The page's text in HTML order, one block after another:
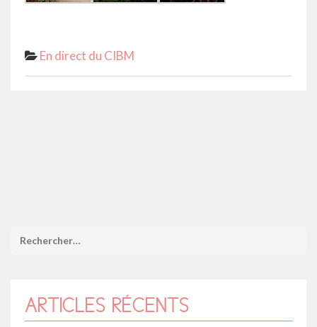
En direct du CIBM
ARTICLES RÉCENTS